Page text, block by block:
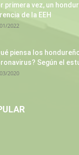
primera vez, un
de la EEH
2022
piensa los
Según el
2020